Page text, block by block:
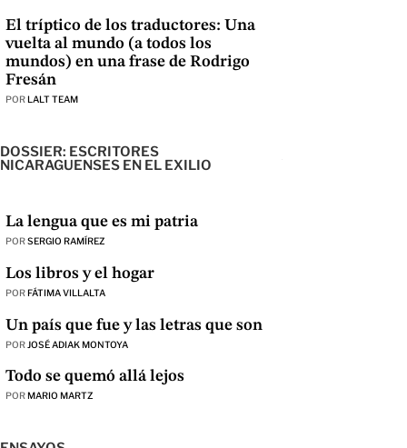
El tríptico de los traductores: Una
vuelta al mundo (a todos los
mundos) en una frase de Rodrigo
Fresán
PORLALT TEAM
DOSSIER: ESCRITORES
NICARAGUENSES EN EL EXILIO
La lengua que es mi patria
PORSERGIO RAMÍREZ
Los libros y el hogar
PORFÁTIMA VILLALTA
Un país que fue y las letras que son
POR JOSÉ ADIAK MONTOYA
Todo se quemó allá lejos
PORMARIO MARTZ